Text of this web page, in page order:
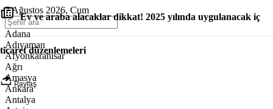
7 Ağustos 2026, Cum
Adana
Adıyaman
Afyonkarahisar
Ağrı
Amasya
Ankara
Antalya
Ev ve araba alacaklar dikkat! 2025 yılında uygulanacak iç
ticaret düzenlemeleri
Paylaş